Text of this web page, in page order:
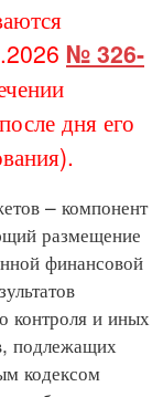
№ 326-
дня его
– компонент
размещение
финансовой
контроля и иных
подлежащих
кодексом